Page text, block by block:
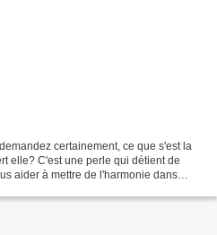
certainement, ce que s'est la
elle? C'est une perle qui détient de
aider à mettre de l'harmonie dans